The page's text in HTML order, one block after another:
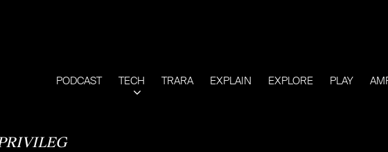
PODCAST TECH TRARA EXPLAIN EXPLORE PLAY